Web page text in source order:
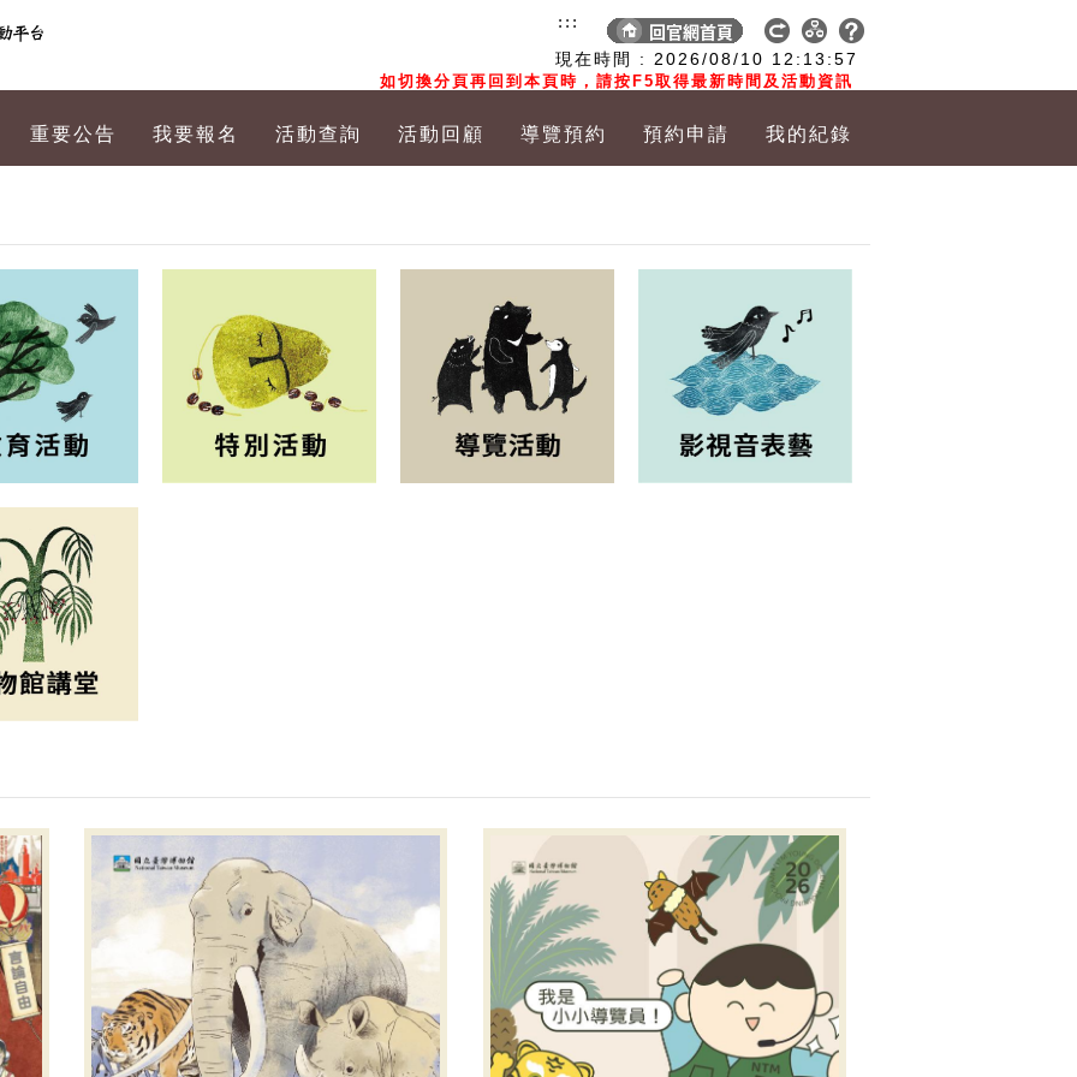
現在時間 : 2026/08/10 12:13:58
如切換分頁再回到本頁時，請按F5取得最新時間及活動資訊
:::
重要公告 我要報名 活動查詢 活動回顧 導覽預約 預約申請 我的紀錄